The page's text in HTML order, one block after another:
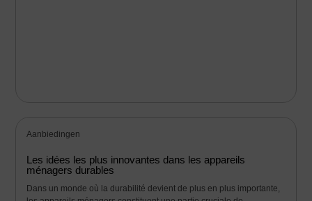
Aanbiedingen
Les idées les plus innovantes dans les appareils
ménagers durables
Dans un monde où la durabilité devient de plus en plus importante,